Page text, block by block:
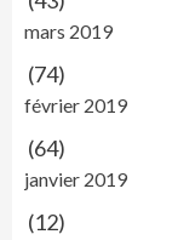
mars 2019
(74)
février 2019
(64)
janvier 2019
(12)